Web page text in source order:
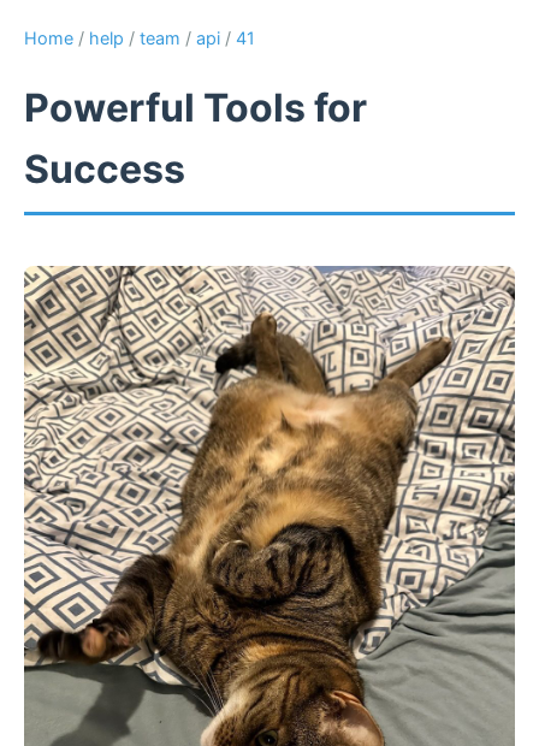
Home / help / team / api / 41
Powerful Tools for
Success